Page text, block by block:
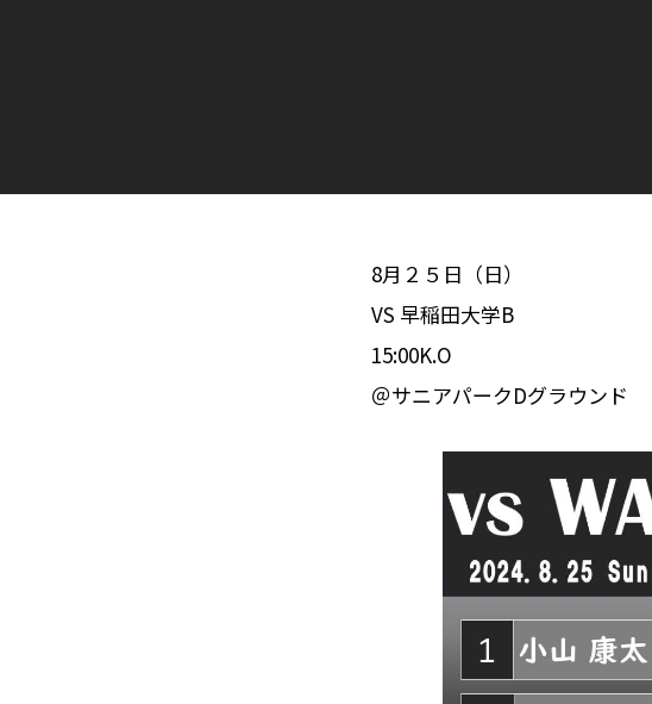
8月２５日（日）
VS 早稲田大学B
15:00K.O
＠サニアパークDグラウンド